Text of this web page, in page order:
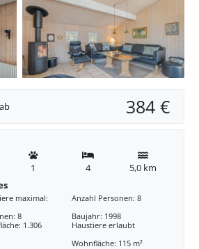
384 €
1 4
5,0 km
maximal:
Anzahl Personen: 8
8
Baujahr: 1998
1.306
Haustiere erlaubt
Wohnfläche: 115 m²